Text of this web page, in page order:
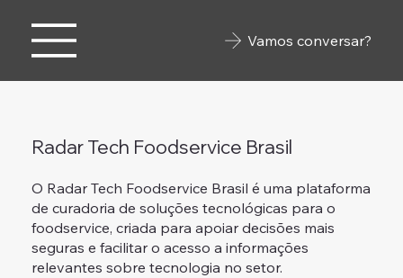
Vamos conversar?
Radar Tech Foodservice Brasil
O Radar Tech Foodservice Brasil é uma plataforma
de curadoria de soluções tecnológicas para o
foodservice, criada para apoiar decisões mais
seguras e facilitar o acesso a informações
relevantes sobre tecnologia no setor.